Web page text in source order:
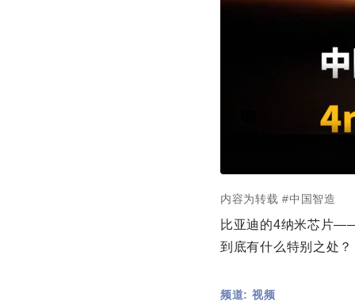
内容为转载 #中国智造
比亚迪的4纳米芯片
到底有什么特别之处？
频道: 视频